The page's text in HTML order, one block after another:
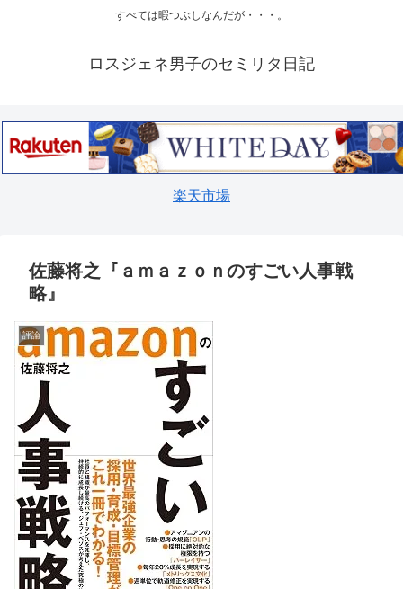
すべては暇つぶしなんだが・・・。
ロスジェネ男子のセミリタ日記
楽天市場
佐藤将之『ａｍａｚｏｎのすごい人事戦
略』
評論